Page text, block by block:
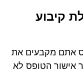
קיבוע
אתם מקבעים את
אישור הטופס לא